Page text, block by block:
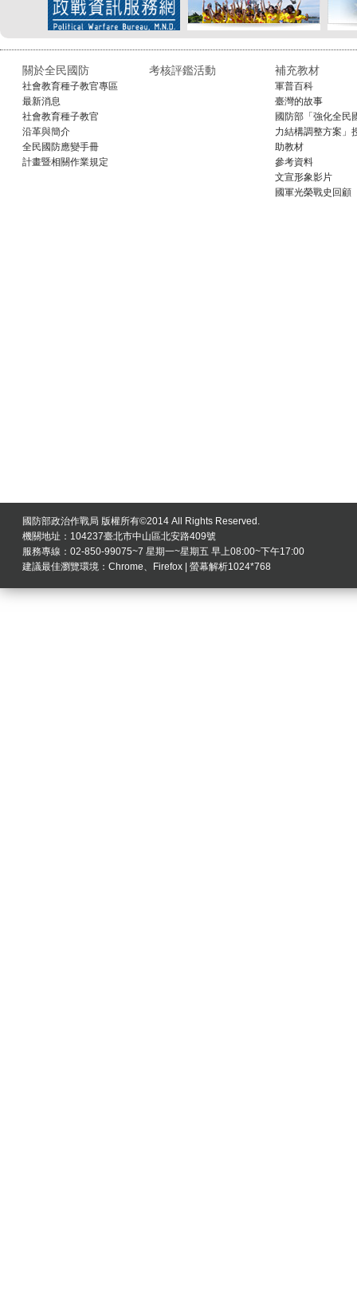
關於全民國防
社會教育種子教官專區
最新消息
社會教育種子教官
沿革與簡介
全民國防應變手冊
計畫暨相關作業規定
考核評鑑活動 補充教材
軍普百科
臺灣的故事
國防部「強化全民
力結構調整方案」
助教材
參考資料
文宣形象影片
國軍光榮戰史回顧
國防部政治作戰局 版權所有©2014 All Rights Reserved.
機關地址：104237臺北市中山區北安路409號
服務專線：02-850-99075~7 星期一~星期五 早上08:00~下午17:00
建議最佳瀏覽環境：Chrome、Firefox | 螢幕解析1024*768